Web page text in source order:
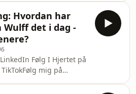
får os til at træffe valg
som os, der aldrig har
på livet, har svært
Men når man ved, hvad
kommer fra, kan man
få en dyb forståelse for,
får så enorm
Hvordan har
Wulff det i dag -
Følg I Hjertet på
mig på